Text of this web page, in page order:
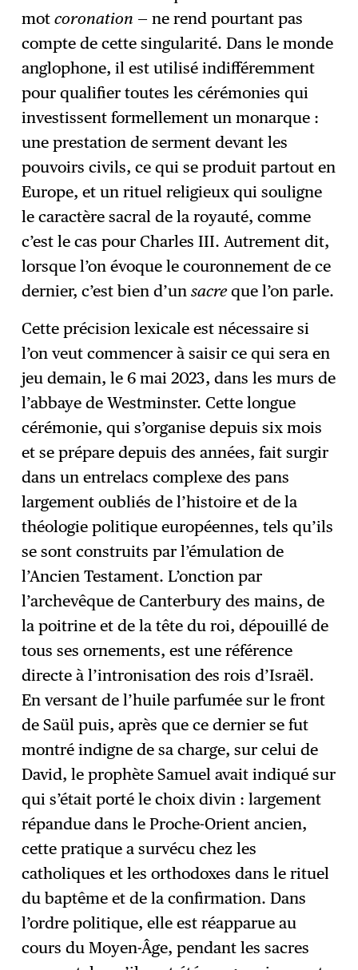
motcoronation — ne rend pourtant pas
compte de cette singularité. Dans le monde
anglophone, il est utilisé indifféremment
pour qualifier toutes les cérémonies qui
investissent formellement un monarque :
une prestation de serment devant les
pouvoirs civils, ce qui se produit partout en
Europe, et un rituel religieux qui souligne
le caractère sacral de la royauté, comme
c’est le cas pour Charles III. Autrement dit,
lorsque l’on évoque le couronnement de ce
dernier, c’est bien d’unsacreque l’on parle.
Cette précision lexicale est nécessaire si
l’on veut commencer à saisir ce qui sera en
jeu demain, le 6 mai 2023, dans les murs de
l’abbaye de Westminster. Cette longue
cérémonie, qui s’organise depuis six mois
et se prépare depuis des années, fait surgir
dans un entrelacs complexe des pans
largement oubliés de l’histoire et de la
théologie politique européennes, tels qu’ils
se sont construits par l’émulation de
l’Ancien Testament. L’onction par
l’archevêque de Canterbury des mains, de
la poitrine et de la tête du roi, dépouillé de
tous ses ornements, est une référence
directe à l’intronisation des rois d’Israël.
En versant de l’huile parfumée sur le front
de Saül puis, après que ce dernier se fut
montré indigne de sa charge, sur celui de
David, le prophète Samuel avait indiqué sur
qui s’était porté le choix divin : largement
répandue dans le Proche-Orient ancien,
cette pratique a survécu chez les
catholiques et les orthodoxes dans le rituel
du baptême et de la confirmation. Dans
l’ordre politique, elle est réapparue au
cours du Moyen-Âge, pendant les sacres